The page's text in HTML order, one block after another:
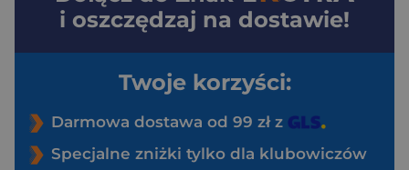
i oszczędzaj na dostawie!
Twoje korzyści:
Darmowa dostawa od 99 zł z
Specjalne zniżki tylko dla klubowiczów